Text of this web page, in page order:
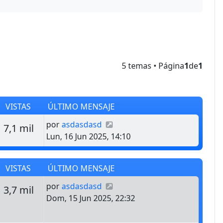
5 temas • Página1de1
VISTAS
ÚLTIMO MENSAJE
7,1 milVistasÚltimo mensaje
porasdasdasd
Lun, 16 Jun 2025, 14:10
VISTAS
ÚLTIMO MENSAJE
3,7 milVistasÚltimo mensaje
porasdasdasd
Dom, 15 Jun 2025, 22:32